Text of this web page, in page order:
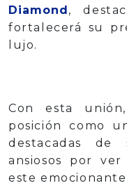
Diamond,
fortalecerá su
lujo.
Con esta
posición como
destacadas de
ansiosos por
este